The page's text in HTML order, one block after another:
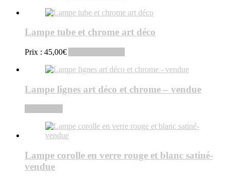
Lampe tube et chrome art déco
Prix : 45,00€
Lampe lignes art déco et chrome – vendue
Lampe corolle en verre rouge et blanc satiné-
vendue